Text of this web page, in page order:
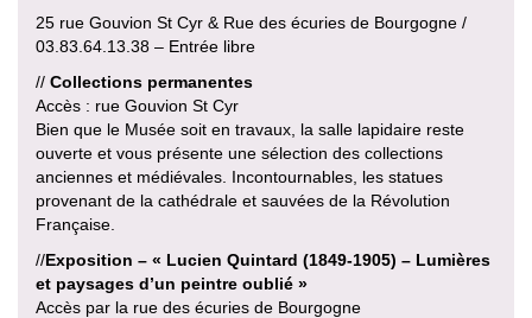
25 rue Gouvion St Cyr & Rue des écuries de Bourgogne /
03.83.64.13.38 – Entrée libre
// Collections permanentes
Accès : rue Gouvion St Cyr
Bien que le Musée soit en travaux, la salle lapidaire reste
ouverte et vous présente une sélection des collections
anciennes et médiévales. Incontournables, les statues
provenant de la cathédrale et sauvées de la Révolution
Française.
//Exposition – « Lucien Quintard (1849-1905) – Lumières
et paysages d’un peintre oublié »
Accès par la rue des écuries de Bourgogne